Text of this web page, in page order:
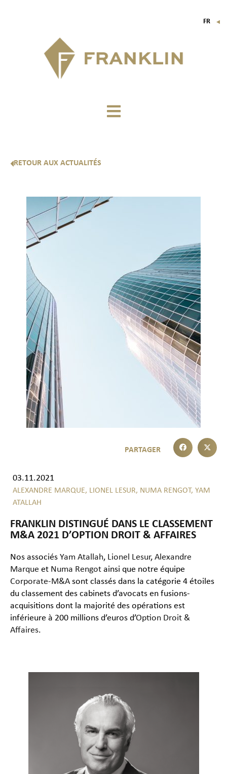
FR ▼
RETOUR AUX ACTUALITÉS
03.11.2021
ALEXANDRE MARQUE, LIONEL LESUR, NUMA RENGOT, YAM
ATALLAH
FRANKLIN DISTINGUÉ DANS LE CLASSEMENT
M&A 2021 D’OPTION DROIT & AFFAIRES
Nos associés Yam Atallah, Lionel Lesur, Alexandre
Marque et Numa Rengot ainsi que notre équipe
Corporate-M&A sont classés dans la catégorie 4 étoiles
du classement des cabinets d’avocats en fusions-
acquisitions dont la majorité des opérations est
inférieure à 200 millions d’euros d’Option Droit &
Affaires.